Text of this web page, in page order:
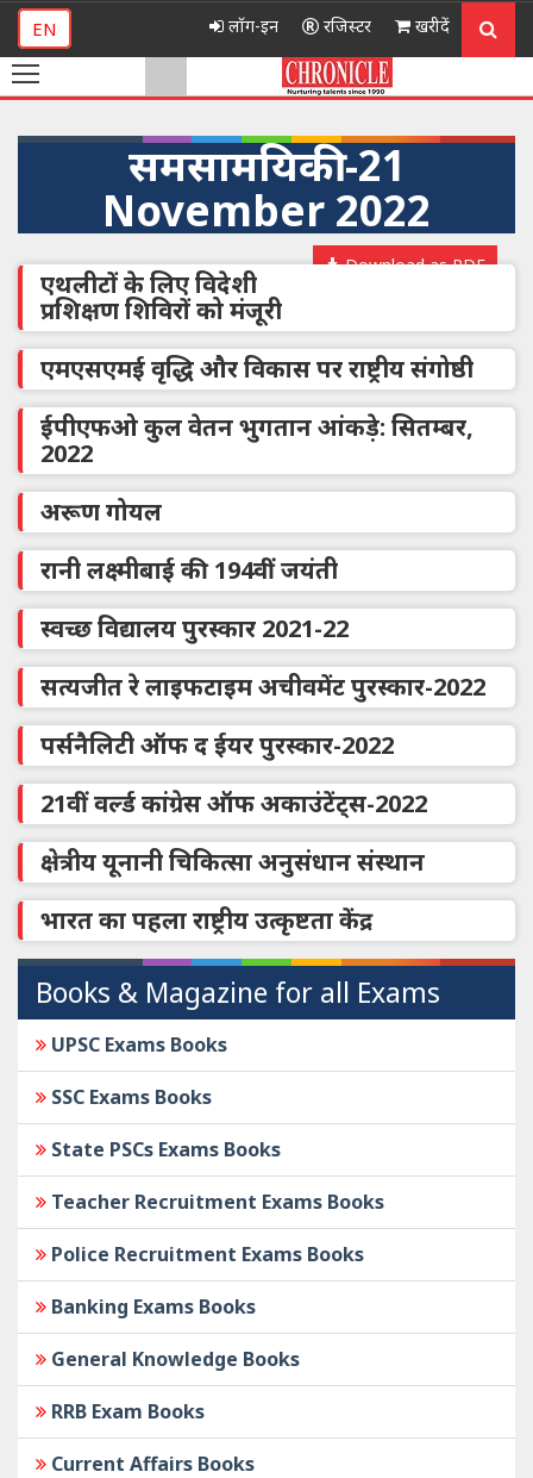
EN लॉग-इन रजिस्टर खरीदें
समसामयिकी -21
November 2022
Download as PDF
एथलीटों के लिए विदेशी
प्रशिक्षण शिविरों को मंजूरी
एमएसएमई वृद्धि और विकास पर राष्ट्रीय संगोष्ठी
ईपीएफओ कुल वेतन भुगतान आंकड़े: सितम्‍बर,
2022
अरूण गोयल
रानी लक्ष्मीबाई की 194वीं जयंती
स्वच्छ विद्यालय पुरस्कार 2021-22
सत्यजीत रे लाइफटाइम अचीवमेंट पुरस्कार-2022
पर्सनैलिटी ऑफ द ईयर पुरस्‍कार-2022
21वीं वर्ल्ड कांग्रेस ऑफ अकाउंटेंट्स-2022
क्षेत्रीय यूनानी चिकित्सा अनुसंधान संस्थान
भारत का पहला राष्ट्रीय उत्कृष्टता केंद्र
Books & Magazine for all Exams
UPSC Exams Books
SSC Exams Books
State PSCs Exams Books
Teacher Recruitment Exams Books
Police Recruitment Exams Books
Banking Exams Books
General Knowledge Books
RRB Exam Books
Current Affairs Books